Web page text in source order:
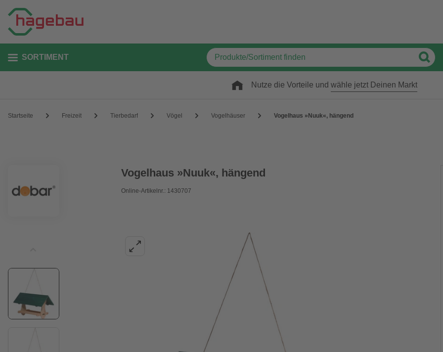
SORTIMENT
Nutze die Vorteile und wähle jetzt Deinen Markt
Startseite Freizeit Tierbedarf Vögel Vogelhäuser Vogelhaus »Nuuk«, hängend
Vogelhaus »Nuuk«, hängend
Online-Artikelnr.: 1430707